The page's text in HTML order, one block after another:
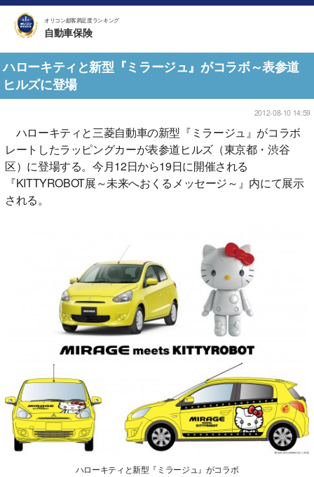
オリコン顧客満足度ランキング
自動車保険
ハローキティと新型『ミラージュ』がコラボ～表参道
ヒルズに登場
2012-08-10 14:59
ハローキティと三菱自動車の新型『ミラージュ』がコラボ
レートしたラッピングカーが表参道ヒルズ（東京都・渋谷
区）に登場する。今月12日から19日に開催される
『KITTYROBOT展～未来へおくるメッセージ～』内にて展示
される。
ハローキティと新型『ミラージュ』がコラボ